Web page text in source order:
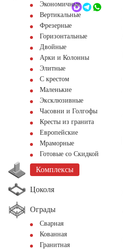
Обратный звонокЭкономичные
Вертикальные
Фрезерные
Горизонтальные
Двойные
Арки и Колонны
Элитные
С крестом
Маленькие
Эксклюзивные
Часовни и Голгофы
Кресты из гранита
Европейские
Мраморные
Готовые со Скидкой
Комплексы
Цоколя
Ограды
Сварная
Кованная
Гранитная